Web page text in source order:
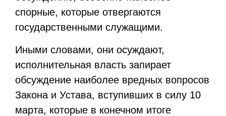
спорные, которые отвергаются
государственными служащими.
Иными словами, они осуждают,
исполнительная власть запирает
обсуждение наиболее вредных вопросов
Закона и Устава, вступивших в силу 10
марта, которые в конечном итоге